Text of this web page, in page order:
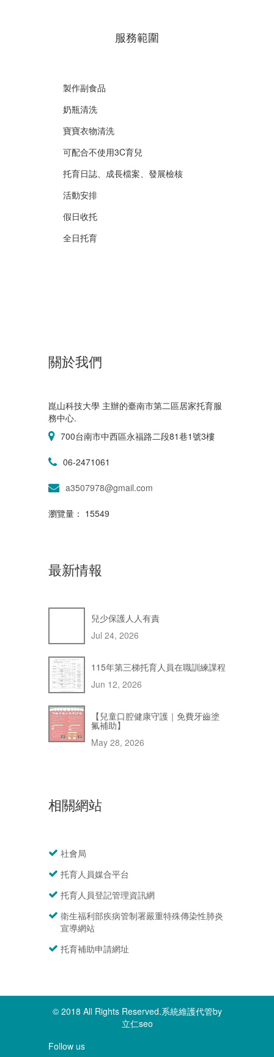
服務範圍
製作副食品
奶瓶清洗
寶寶衣物清洗
可配合不使用3C育兒
托育日誌、成長檔案、發展檢核
活動安排
假日收托
全日托育
關於我們
崑山科技大學 主辦的臺南市第二區居家托育服
務中心.
700台南市中西區永福路二段81巷1號3樓
06-2471061
a3507978@gmail.com
瀏覽量： 15549
最新情報
兒少保護人人有責
Jul 24, 2026
115年第三梯托育人員在職訓練課程
Jun 12, 2026
【兒童口腔健康守護｜免費牙齒塗
氟補助】
May 28, 2026
相關網站
社會局
托育人員媒合平台
托育人員登記管理資訊網
衛生福利部疾病管制署嚴重特殊傳染性肺炎
宣導網站
托育補助申請網址
© 2018 All Rights Reserved.系統維護代管by
立仁seo
Follow us